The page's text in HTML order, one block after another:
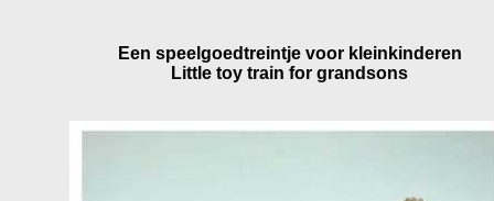
Een speelgoedtreintje voor kleinkinderen
Little toy train for grandsons